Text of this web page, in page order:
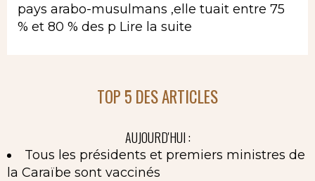
pays arabo-musulmans ,elle tuait entre 75
% et 80 % des p Lire la suite
TOP 5 DES ARTICLES
AUJOURD'HUI :
Tous les présidents et premiers ministres de
la Caraïbe sont vaccinés